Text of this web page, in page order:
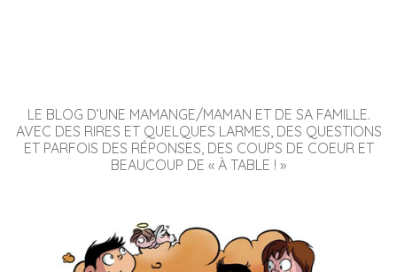
LE BLOG D’UNE MAMANGE/MAMAN ET DE SA FAMILLE.
AVEC DES RIRES ET QUELQUES LARMES, DES QUESTIONS
ET PARFOIS DES RÉPONSES, DES COUPS DE COEUR ET
BEAUCOUP DE « À TABLE ! »